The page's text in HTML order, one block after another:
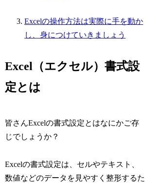
Excelの操作方法は実際に手を動か
し、身につけていきましょう
Excel（エクセル）書式設
定とは
皆さんExcelの書式設定とはなにかご存
じでしょうか？
Excelの書式設定は、セルやテキスト、
数値などのデータを見やすく整形するた